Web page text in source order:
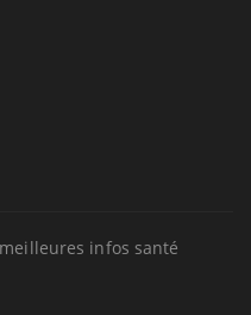
infos santé